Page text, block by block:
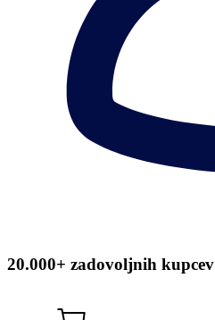
20.000+ zadovoljnih kupcev